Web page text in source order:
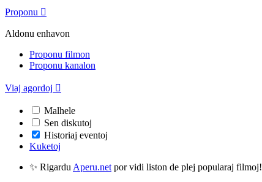
Proponu 
Aldonu enhavon
Proponu filmon
Proponu kanalon
Viaj agordoj 
Malhele
Sen diskutoj
Historiaj eventoj
Kuketoj
✨ Rigardu Aperu.net por vidi liston de plej popularaj filmoj!